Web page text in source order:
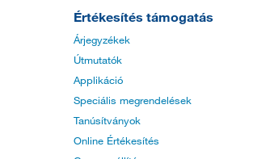
Értékesítés támogatás
Árjegyzékek
Útmutatók
Applikáció
Speciális megrendelések
Tanúsítványok
Online Értékesítés